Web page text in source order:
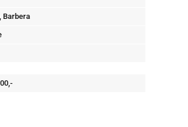
Barbera